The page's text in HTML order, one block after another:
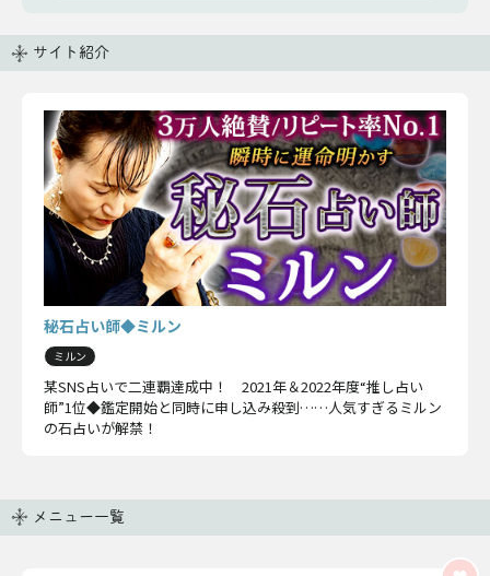
サイト紹介
秘石占い師◆ミルン
ミルン
某SNS占いで二連覇達成中！ 2021年＆2022年度“推し占い
師”1位◆鑑定開始と同時に申し込み殺到……人気すぎるミルン
の石占いが解禁！
メニュー一覧